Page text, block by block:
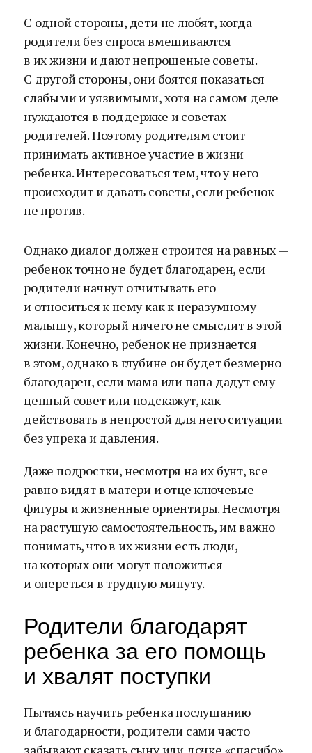
С одной стороны, дети не любят, когда
родители без спроса вмешиваются
в их жизни и дают непрошеные советы.
С другой стороны, они боятся показаться
слабыми и уязвимыми, хотя на самом деле
нуждаются в поддержке и советах
родителей. Поэтому родителям стоит
принимать активное участие в жизни
ребенка. Интересоваться тем, что у него
происходит и давать советы, если ребенок
не против.
Однако диалог должен строится на равных —
ребенок точно не будет благодарен, если
родители начнут отчитывать его
и относиться к нему как к неразумному
малышу, который ничего не смыслит в этой
жизни. Конечно, ребенок не признается
в этом, однако в глубине он будет безмерно
благодарен, если мама или папа дадут ему
ценный совет или подскажут, как
действовать в непростой для него ситуации
без упрека и давления.
Даже подростки, несмотря на их бунт, все
равно видят в матери и отце ключевые
фигуры и жизненные ориентиры. Несмотря
на растущую самостоятельность, им важно
понимать, что в их жизни есть люди,
на которых они могут положиться
и опереться в трудную минуту.
Родители благодарят
ребенка за его помощь
и хвалят поступки
Пытаясь научить ребенка послушанию
и благодарности, родители сами часто
забывают сказать сыну или дочке «спасибо»